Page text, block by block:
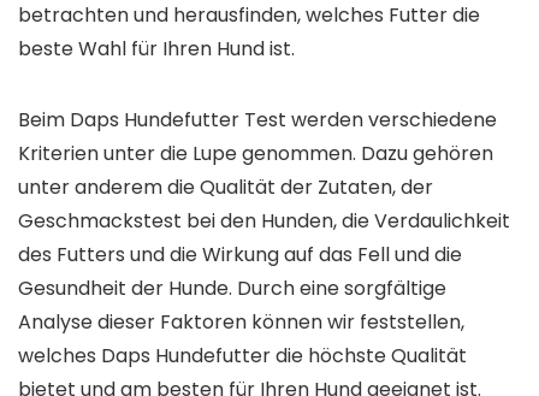
betrachten und herausfinden, welches Futter die
beste Wahl für Ihren Hund ist.
Beim Daps Hundefutter Test werden verschiedene
Kriterien unter die Lupe genommen. Dazu gehören
unter anderem die Qualität der Zutaten, der
Geschmackstest bei den Hunden, die Verdaulichkeit
des Futters und die Wirkung auf das Fell und die
Gesundheit der Hunde. Durch eine sorgfältige
Analyse dieser Faktoren können wir feststellen,
welches Daps Hundefutter die höchste Qualität
bietet und am besten für Ihren Hund geeignet ist.